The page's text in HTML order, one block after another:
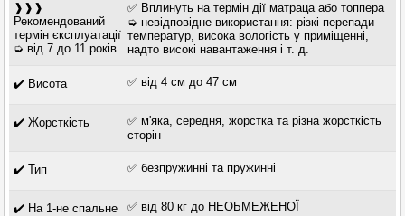
❱❱❱
Рекомендований
термін єксплуатації
➭ від 7 до 11 років
✅ Вплинуть на термін дії матраца або топпера
➭ невідповідне використання: різкі перепади
температур, висока вологість у приміщенні,
надто високі навантаження і т. д.
✔️ Висота ✅ від 4 см до 47 см
✔️ Жорсткість
✅ м'яка, середня, жорстка та різна жорсткість
сторін
✔️ Тип ✅ безпружинні та пружинні
✔️ На 1-не спальне
✅ від 80 кг до НЕОБМЕЖЕНОЇ